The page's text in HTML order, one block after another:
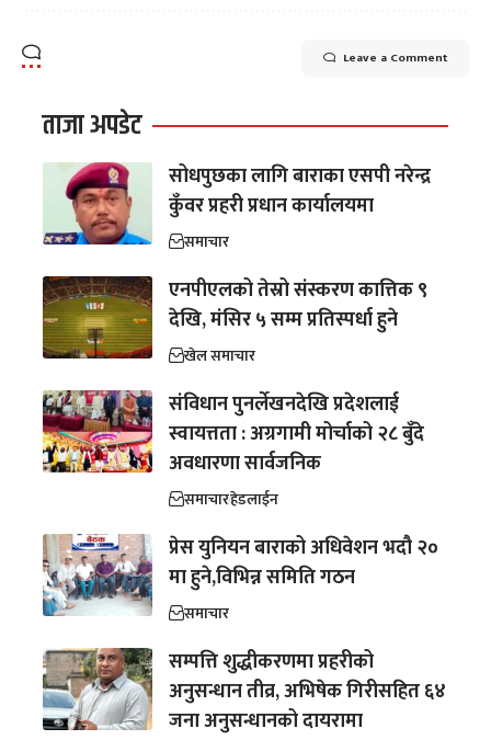
Leave a Comment
ताजा अपडेट
सोधपुछका लागि बाराका एसपी नरेन्द्र
कुँवर प्रहरी प्रधान कार्यालयमा
समाचार
एनपीएलको तेस्रो संस्करण कात्तिक ९
देखि, मंसिर ५ सम्म प्रतिस्पर्धा हुने
खेल समाचार
संविधान पुनर्लेखनदेखि प्रदेशलाई
स्वायत्तता : अग्रगामी मोर्चाको २८ बुँदे
अवधारणा सार्वजनिक
समाचारहेडलाईन
प्रेस युनियन बाराको अधिवेशन भदौ २०
मा हुने,विभिन्न समिति गठन
समाचार
सम्पत्ति शुद्धीकरणमा प्रहरीको
अनुसन्धान तीव्र, अभिषेक गिरीसहित ६४
जना अनुसन्धानको दायरामा